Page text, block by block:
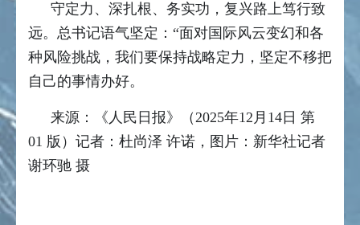
守定力、深扎根、务实功，复兴路上笃行致
远。总书记语气坚定：“面对国际风云变幻和各
种风险挑战，我们要保持战略定力，坚定不移把
自己的事情办好。
来源：《人民日报》（2025年12月14日 第
01 版）记者：杜尚泽 许诺，图片：新华社记者
谢环驰 摄